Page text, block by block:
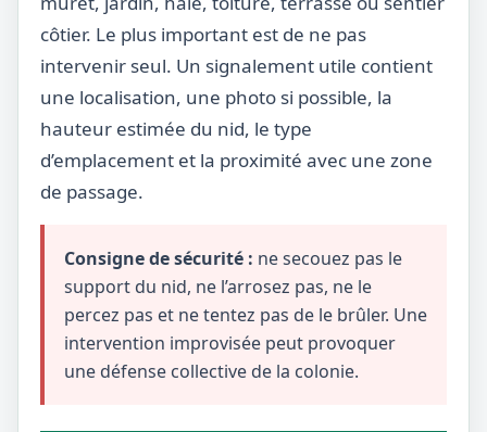
côtier. Le plus important est de ne pas
intervenir seul. Un signalement utile contient
une localisation, une photo si possible, la
hauteur estimée du nid, le type
d’emplacement et la proximité avec une zone
de passage.
Consigne de sécurité : ne secouez pas le
support du nid, ne l’arrosez pas, ne le
percez pas et ne tentez pas de le brûler. Une
intervention improvisée peut provoquer
une défense collective de la colonie.